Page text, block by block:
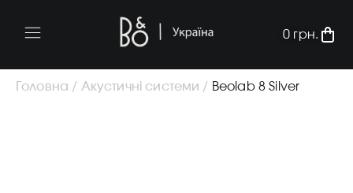
0 грн.
Головна / Акустичні системи / Beolab 8 Silver